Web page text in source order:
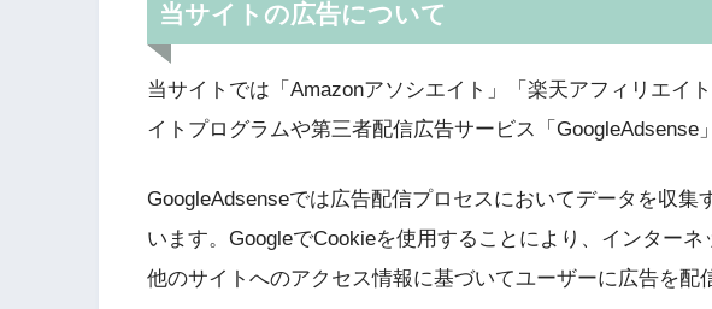
当サイトの広告について
当サイトでは「Amazonアソシエイト」「楽天アフィリエイ
イトプログラムや第三者配信広告サービス「GoogleAdsense
GoogleAdsenseでは広告配信プロセスにおいてデータを収集
います。GoogleでCookieを使用することにより、インター
他のサイトへのアクセス情報に基づいてユーザーに広告を配